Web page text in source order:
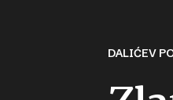
DALIĆEV